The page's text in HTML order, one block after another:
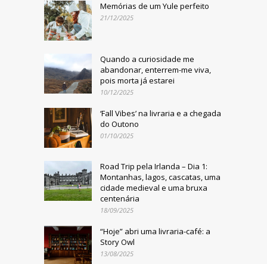
Memórias de um Yule perfeito
21/12/2025
Quando a curiosidade me
abandonar, enterrem-me viva,
pois morta já estarei
10/12/2025
‘Fall Vibes’ na livraria e a chegada
do Outono
01/10/2025
Road Trip pela Irlanda – Dia 1:
Montanhas, lagos, cascatas, uma
cidade medieval e uma bruxa
centenária
18/09/2025
“Hoje” abri uma livraria-café: a
Story Owl
13/08/2025